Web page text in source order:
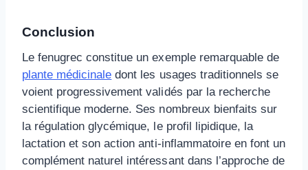
Conclusion
Le fenugrec constitue un exemple remarquable de
plante médicinale dont les usages traditionnels se
voient progressivement validés par la recherche
scientifique moderne. Ses nombreux bienfaits sur
la régulation glycémique, le profil lipidique, la
lactation et son action anti-inflammatoire en font un
complément naturel intéressant dans l’approche de